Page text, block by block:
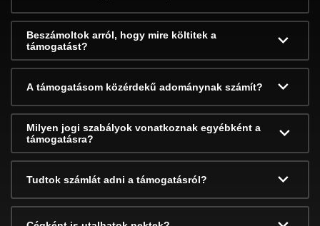
Beszámoltok arról, hogy mire költitek a
támogatást?
A támogatásom közérdekű adománynak számít?
Milyen jogi szabályok vonatkoznak egyébként a
támogatásra?
Tudtok számlát adni a támogatásról?